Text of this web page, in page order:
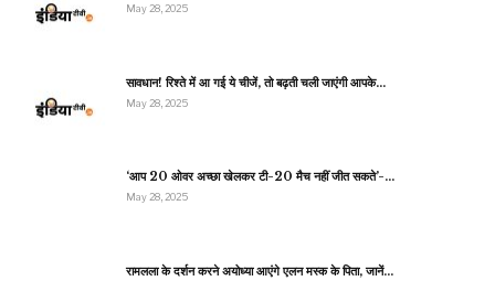
May 28, 2025
सावधान! रिश्ते में आ गई ये चीजें, तो बढ़ती चली जाएंगी आपके…
May 28, 2025
‘आप 20 ओवर अच्छा खेलकर टी-20 मैच नहीं जीत सकते’-…
May 28, 2025
रामलला के दर्शन करने अयोध्या आएंगे एलन मस्क के पिता, जानें…